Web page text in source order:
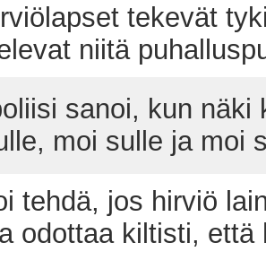
tekevät
niitä
sanoi, kun näki
moi sulle ja moi
tehdä, jos hirviö
odottaa kiltisti,